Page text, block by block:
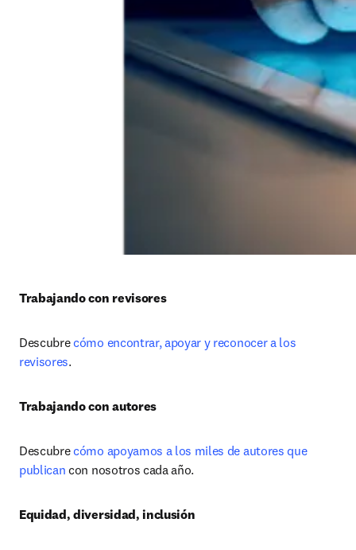
Trabajando con revisores
Descubre cómo encontrar, apoyar y reconocer a los
revisores.
Trabajando con autores
Descubre cómo apoyamos a los miles de autores que
publican con nosotros cada año.
Equidad, diversidad, inclusión